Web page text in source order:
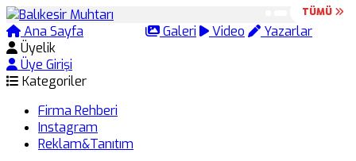
Ana Sayfa Galeri Video
Yazarlar
Üyelik
Üye Girişi
Kategoriler
Firma Rehberi
Instagram
Reklam&Tanıtım
TÜMÜ
TÜMÜ